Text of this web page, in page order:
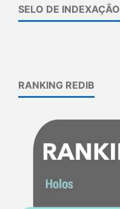
SELO DE INDEXAÇÃO
RANKING REDIB